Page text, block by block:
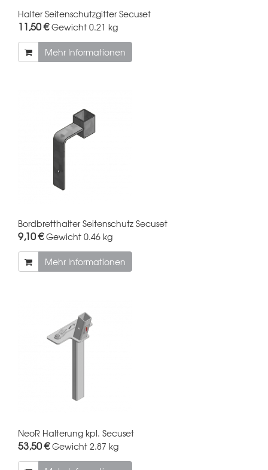
Halter Seitenschutzgitter Secuset
11,50 €Gewicht 0.21 kg
Mehr Informationen
Bordbretthalter Seitenschutz Secuset
9,10 €Gewicht 0.46 kg
Mehr Informationen
NeoR Halterung kpl. Secuset
53,50 €Gewicht 2.87 kg